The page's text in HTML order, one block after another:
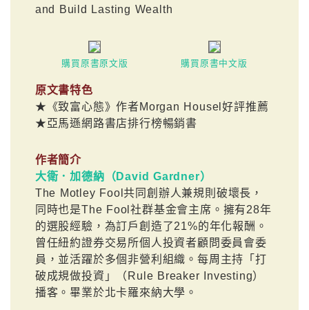
and Build Lasting Wealth
購買原書原文版 購買原書中文版
原文書特色
★《致富心態》作者Morgan Housel好評推薦
★亞馬遜網路書店排行榜暢銷書
作者簡介
大衛．加德納（David Gardner）
The Motley Fool共同創辦人兼規則破壞長，
同時也是The Fool社群基金會主席。擁有28年
的選股經驗，為訂戶創造了21%的年化報酬。
曾任紐約證券交易所個人投資者顧問委員會委
員，並活躍於多個非營利組織。每周主持「打
破成規做投資」（Rule Breaker Investing）
播客。畢業於北卡羅來納大學。